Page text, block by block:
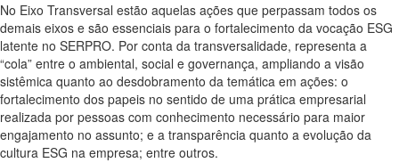
No Eixo Transversal estão aquelas ações que perpassam todos os
demais eixos e são essenciais para o fortalecimento da vocação ESG
latente no SERPRO. Por conta da transversalidade, representa a
“cola” entre o ambiental, social e governança, ampliando a visão
sistêmica quanto ao desdobramento da temática em ações: o
fortalecimento dos papeis no sentido de uma prática empresarial
realizada por pessoas com conhecimento necessário para maior
engajamento no assunto; e a transparência quanto a evolução da
cultura ESG na empresa; entre outros.